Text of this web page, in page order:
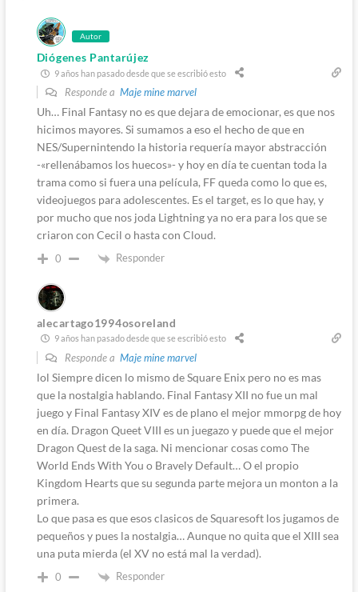
Autor
Diógenes Pantarújez
9 años han pasado desde que se escribió esto
Responde a Maje mine marvel
Uh… Final Fantasy no es que dejara de emocionar, es que nos
hicimos mayores. Si sumamos a eso el hecho de que en
NES/Supernintendo la historia requería mayor abstracción
-«rellenábamos los huecos»- y hoy en día te cuentan toda la
trama como si fuera una película, FF queda como lo que es,
videojuegos para adolescentes. Es el target, es lo que hay, y
por mucho que nos joda Lightning ya no era para los que se
criaron con Cecil o hasta con Cloud.
0 Responder
alecartago1994osoreland
9 años han pasado desde que se escribió esto
Responde a Maje mine marvel
lol Siempre dicen lo mismo de Square Enix pero no es mas
que la nostalgia hablando. Final Fantasy XII no fue un mal
juego y Final Fantasy XIV es de plano el mejor mmorpg de hoy
en día. Dragon Queet VIII es un juegazo y puede que el mejor
Dragon Quest de la saga. Ni mencionar cosas como The
World Ends With You o Bravely Default… O el propio
Kingdom Hearts que su segunda parte mejora un monton a la
primera.
Lo que pasa es que esos clasicos de Squaresoft los jugamos de
pequeños y pues la nostalgia… Aunque no quita que el XIII sea
una puta mierda (el XV no está mal la verdad).
0 Responder